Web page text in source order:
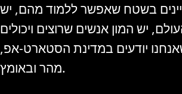
בשטח שאפשר ללמוד מהם, יש
יש המון אנשים שרוצים ויכולים
יודעים במדינת הסטארט-אפ,
מהר ובאומץ.